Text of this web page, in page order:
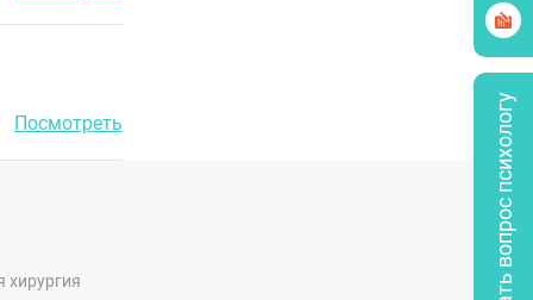
Посмотреть
хирургия Задать вопрос психологу